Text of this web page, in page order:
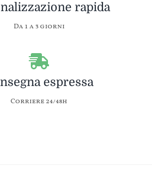
rapida
Da 1 a 3 giorni
espressa
Corriere 24/48h